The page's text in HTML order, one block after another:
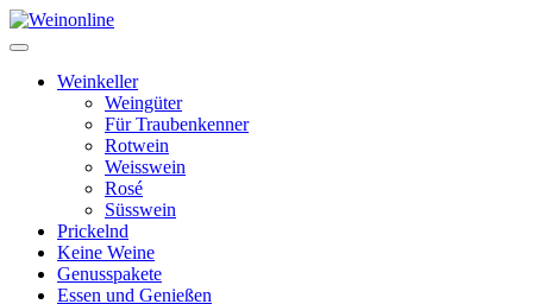
Weinkeller
Weingüter
Für Traubenkenner
Rotwein
Weisswein
Rosé
Süsswein
Prickelnd
Keine Weine
Genusspakete
Essen und Genießen